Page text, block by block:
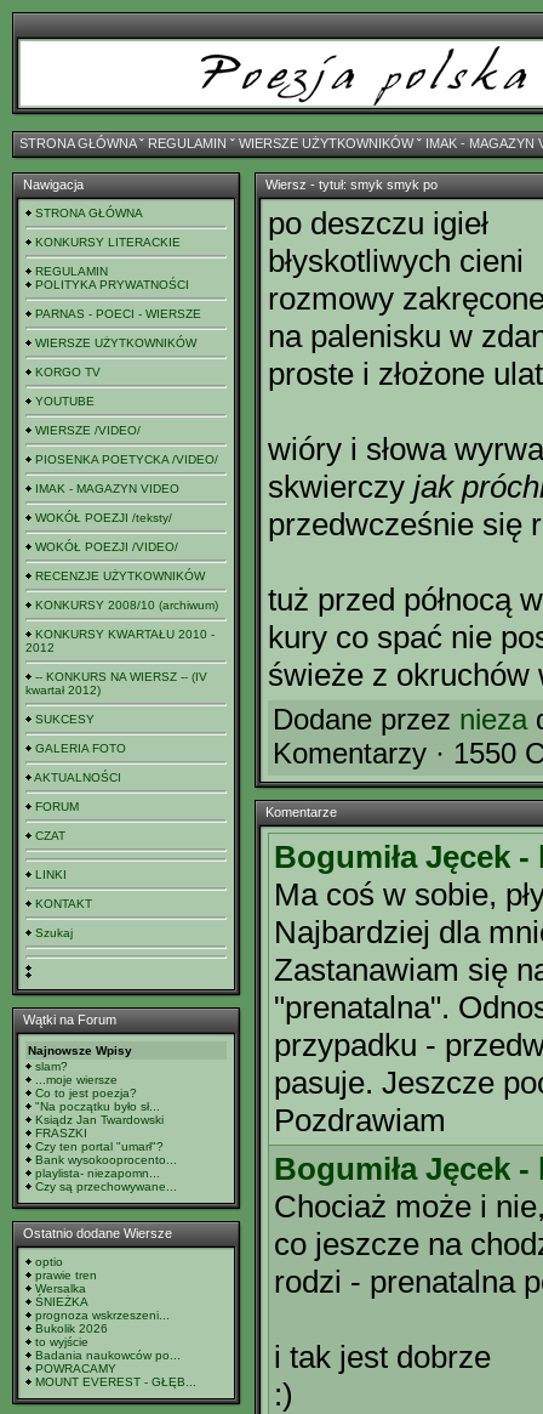
STRONA GŁÓWNAˇ REGULAMIN ˇ WIERSZE UŻYTKOWNIKÓWˇ IMAK - MAGAZYN
Nawigacja
STRONA GŁÓWNA
KONKURSY LITERACKIE
REGULAMIN
POLITYKA PRYWATNOŚCI
PARNAS - POECI - WIERSZE
WIERSZE UŻYTKOWNIKÓW
KORGO TV
YOUTUBE
WIERSZE /VIDEO/
PIOSENKA POETYCKA /VIDEO/
IMAK - MAGAZYN VIDEO
WOKÓŁ POEZJI /teksty/
WOKÓŁ POEZJI /VIDEO/
RECENZJE UŻYTKOWNIKÓW
KONKURSY 2008/10 (archiwum)
KONKURSY KWARTAŁU 2010 -
2012
-- KONKURS NA WIERSZ -- (IV
kwartał 2012)
SUKCESY
GALERIA FOTO
AKTUALNOŚCI
FORUM
CZAT
LINKI
KONTAKT
Szukaj
Wątki na Forum
Najnowsze Wpisy
slam?
...moje wiersze
Co to jest poezja?
"Na początku było sł...
Ksiądz Jan Twardowski
FRASZKI
Czy ten portal "umarł"?
Bank wysokooprocento...
playlista- niezapomn...
Czy są przechowywane...
Ostatnio dodane Wiersze
optio
prawie tren
Wersalka
ŚNIEŻKA
prognoza wskrzeszeni...
Bukolik 2026
to wyjście
Badania naukowców po...
POWRACAMY
MOUNT EVEREST - GŁĘB...
Wiersz - tytuł: smyk smyk po
po deszczu igieł
błyskotliwych cieni
rozmowy
na palenisku w
proste i złożone
wióry i słowa
skwierczy jak
przedwcześnie się
tuż przed północą
kury co spać nie
świeże z okruchów
Dodane przez nieza
Komentarzy · 1550
Komentarze
Bogumiła Jęcek -
Ma coś w sobie,
Najbardziej dla
Zastanawiam się
"prenatalna".
przypadku -
pasuje. Jeszcze
Pozdrawiam
Bogumiła Jęcek -
Chociaż może i
co jeszcze na
rodzi - prenatalna
i tak jest dobrze
:)